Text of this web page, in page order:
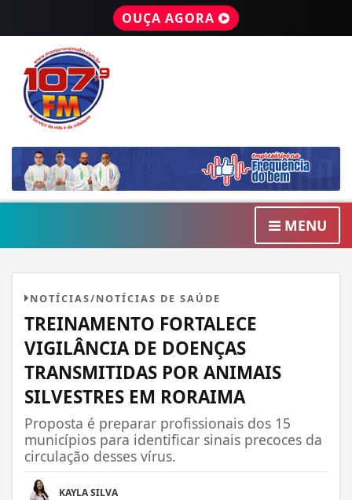
OUÇA AGORA
MENU
NOTÍCIAS/NOTÍCIAS DE SAÚDE
TREINAMENTO FORTALECE
VIGILÂNCIA DE DOENÇAS
TRANSMITIDAS POR ANIMAIS
SILVESTRES EM RORAIMA
Proposta é preparar profissionais dos 15
municípios para identificar sinais precoces da
circulação desses vírus.
KAYLA SILVA